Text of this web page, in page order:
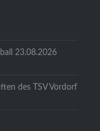
23.08.2026
des TSV Vordorf